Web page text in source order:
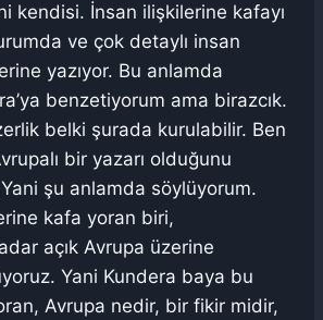
kendisi. İnsan ilişkilerine kafayı
ve çok detaylı insan
yazıyor. Bu anlamda
benzetiyorum ama birazcık.
belki şurada kurulabilir. Ben
bir yazarı olduğunu
şu anlamda söylüyorum.
kafa yoran biri,
açık Avrupa üzerine
Yani Kundera baya bu
Avrupa nedir, bir fikir midir,